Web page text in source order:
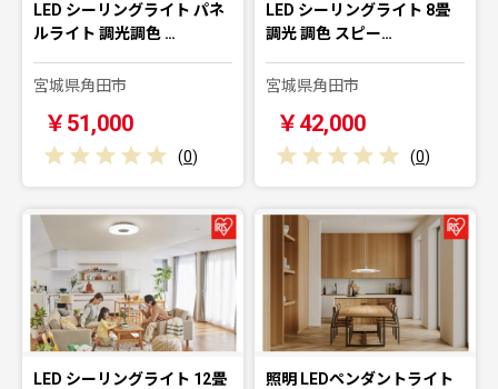
LED シーリングライト パネ
ルライト 調光調色 …
宮城県角田市
￥51,000
(0)
LED シーリングライト 8畳
調光 調色 スピー…
宮城県角田市
￥42,000
(0)
LED シーリングライト 12畳
照明 LEDペンダントライト